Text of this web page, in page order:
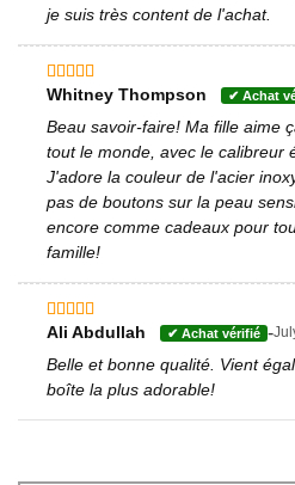
je suis très content de l'achat.
Note5sur 5
Whitney Thompson
Beau savoir-faire! Ma fille aime
tout le monde, avec le calibreur
J'adore la couleur de l'acier
pas de boutons sur la peau
encore comme cadeaux pour
famille!
Note4
Ali Abdullah -
Belle et bonne qualité. Vient
boîte la plus adorable!